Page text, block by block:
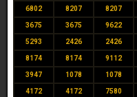
6802 8207 8207
3675 3675 9622
5293 2426 2426
8174 8174 9112
3947 1078 1078
4172 4172 7580